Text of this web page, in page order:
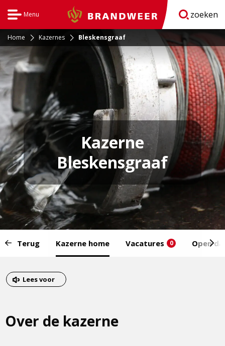
Menu Brandweer zoeken
Home Kazernes Bleskensgraaf
Kazerne
Bleskensgraaf
van
menu:
Terug Kazerne home Vacatures 0 Open
van
het
Dit
externe
Lees voor
Over de kazerne